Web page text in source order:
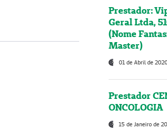
Prestador:
Geral Ltda,
(Nome
Master)
01 de Abril de
Prestador
ONCOLOGIA
15 de Janeiro de